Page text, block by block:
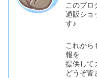
このブロ
通販ショ
す♪
これから
報を
提供して
どうぞ皆